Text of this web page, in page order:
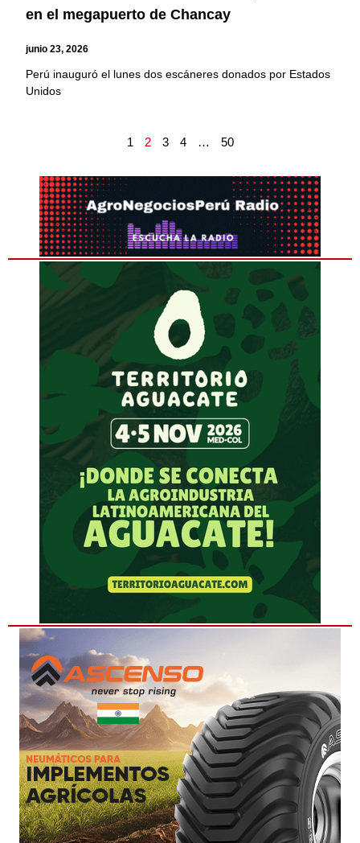
en el megapuerto de Chancay
junio 23, 2026
Perú inauguró el lunes dos escáneres donados por Estados
Unidos
1 2 3 4 … 50